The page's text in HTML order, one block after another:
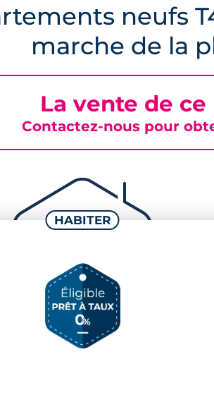
neufs
marche de la
La vente de
Contactez-nous pour